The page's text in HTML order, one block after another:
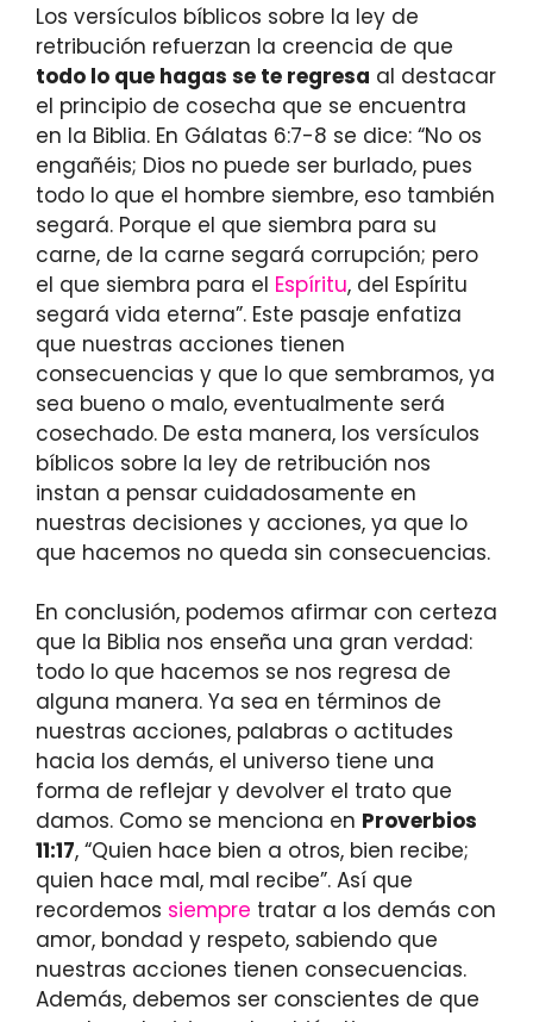
Los versículos bíblicos sobre la ley de
retribución refuerzan la creencia de que
todo lo que hagas se te regresa al destacar
el principio de cosecha que se encuentra
en la Biblia. En Gálatas 6:7-8 se dice: “No os
engañéis; Dios no puede ser burlado, pues
todo lo que el hombre siembre, eso también
segará. Porque el que siembra para su
carne, de la carne segará corrupción; pero
el que siembra para el Espíritu, del Espíritu
segará vida eterna”. Este pasaje enfatiza
que nuestras acciones tienen
consecuencias y que lo que sembramos, ya
sea bueno o malo, eventualmente será
cosechado. De esta manera, los versículos
bíblicos sobre la ley de retribución nos
instan a pensar cuidadosamente en
nuestras decisiones y acciones, ya que lo
que hacemos no queda sin consecuencias.
En conclusión, podemos afirmar con certeza
que la Biblia nos enseña una gran verdad:
todo lo que hacemos se nos regresa de
alguna manera. Ya sea en términos de
nuestras acciones, palabras o actitudes
hacia los demás, el universo tiene una
forma de reflejar y devolver el trato que
damos. Como se menciona en Proverbios
11:17, “Quien hace bien a otros, bien recibe;
quien hace mal, mal recibe”. Así que
recordemos siempre tratar a los demás con
amor, bondad y respeto, sabiendo que
nuestras acciones tienen consecuencias.
Además, debemos ser conscientes de que